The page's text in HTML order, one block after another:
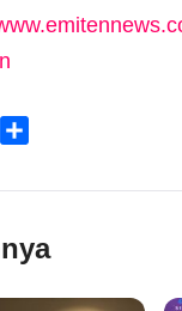
Facebook